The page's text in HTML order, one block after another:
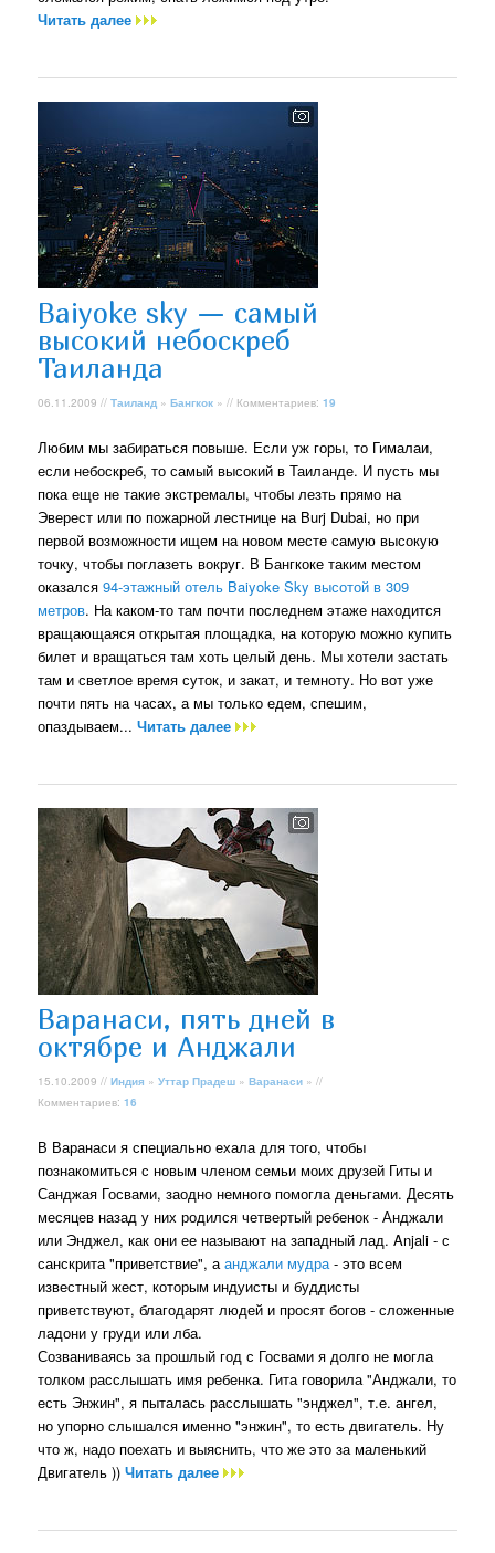
Читать далее
Baiyoke sky — самый
высокий небоскреб
Таиланда
06.11.2009 //Таиланд »Бангкок » // Комментариев:19
Любим мы забираться повыше. Если уж горы, то Гималаи,
если небоскреб, то самый высокий в Таиланде. И пусть мы
пока еще не такие экстремалы, чтобы лезть прямо на
Эверест или по пожарной лестнице на Burj Dubai, но при
первой возможности ищем на новом месте самую высокую
точку, чтобы поглазеть вокруг. В Бангкоке таким местом
оказался94-этажный отель Baiyoke Sky высотой в 309
метров. На каком-то там почти последнем этаже находится
вращающаяся открытая площадка, на которую можно купить
билет и вращаться там хоть целый день. Мы хотели застать
там и светлое время суток, и закат, и темноту. Но вот уже
почти пять на часах, а мы только едем, спешим,
опаздываем...Читать далее
Варанаси, пять дней в
октябре и Анджали
15.10.2009 //Индия »Уттар Прадеш »Варанаси » //
Комментариев:16
В Варанаси я специально ехала для того, чтобы
познакомиться с новым членом семьи моих друзей Гиты и
Санджая Госвами, заодно немного помогла деньгами. Десять
месяцев назад у них родился четвертый ребенок - Анджали
или Энджел, как они ее называют на западный лад. Anjali - с
санскрита "приветствие", аанджали мудра - это всем
известный жест, которым индуисты и буддисты
приветствуют, благодарят людей и просят богов - сложенные
ладони у груди или лба.
Созваниваясь за прошлый год с Госвами я долго не могла
толком расслышать имя ребенка. Гита говорила "Анджали, то
есть Энжин", я пыталась расслышать "энджел", т.е. ангел,
но упорно слышался именно "энжин", то есть двигатель. Ну
что ж, надо поехать и выяснить, что же это за маленький
Двигатель ))Читать далее